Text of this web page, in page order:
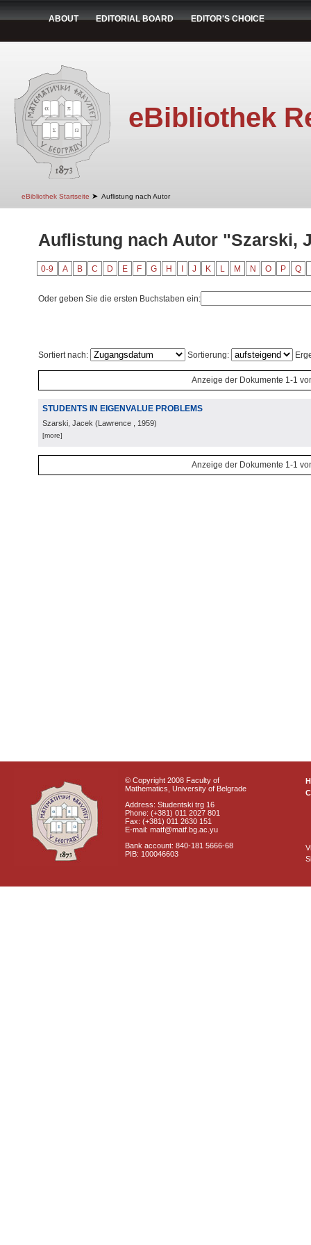
ABOUT EDITORIAL BOARD EDITOR'S CHOICE
eBibliothek
eBibliothek Startseite ➤ Auflistung nach Autor
Auflistung nach Autor "Szarski,
0-9 A B C D E F G H J K L M N O P Q
Oder geben Sie die ersten Buchstaben ein:
Sortiert nach: Sortierung:
Anzeige der Dokumente 1-1
STUDENTS IN EIGENVALUE PROBLEMS
Szarski, Jacek (Lawrence , 1959)
[more]
Anzeige der Dokumente 1-1
© Copyright 2008 Faculty of
Mathematics, University of Belgrade
Address: Studentski trg 16
Phone: (+381) 011 2027 801
Fax: (+381) 011 2630 151
E-mail: matf@matf.bg.ac.yu
Bank account: 840-181 5666-68
PIB: 100046603